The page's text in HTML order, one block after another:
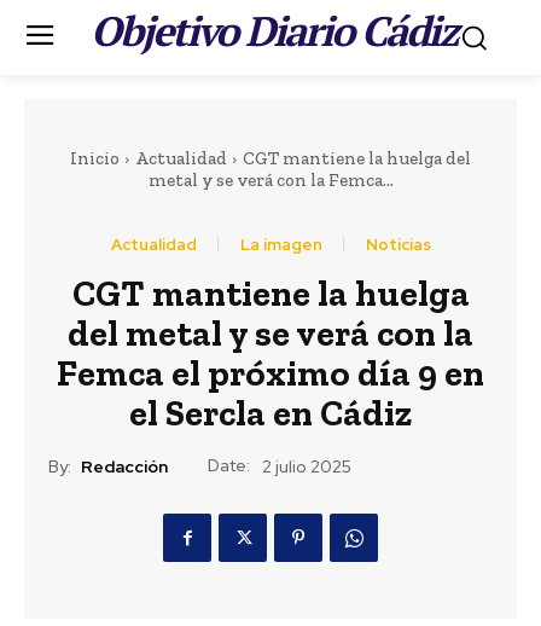
LEER MÁS
Portada
Actualidad
Teruel destaca el
importante esfuerzo
del personal de los
servicios de playas de
Cádiz para que estén
Objetivo Diario Cádiz.
Inicio Actualidad
CGT mantiene la huelga del
metal y se verá con la Femca...
Actualidad La imagen Noticias
CGT mantiene la huelga
del metal y se verá con la
Femca el próximo día 9 en
el Sercla en Cádiz
By: Redacción Date: 2 julio 2025